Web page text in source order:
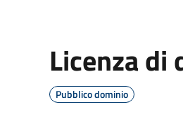
Licenza
Pubblico dominio